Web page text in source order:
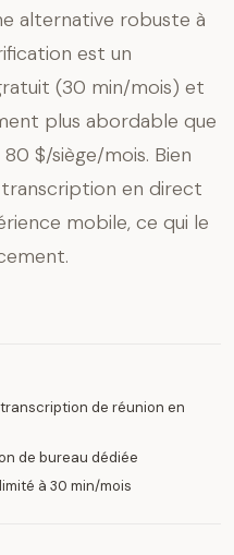
alternative robuste à
est un
(30 min/mois) et
plus abordable que
$/siège/mois. Bien
en direct
mobile, ce qui le
de réunion en
de bureau dédiée
à 30 min/mois